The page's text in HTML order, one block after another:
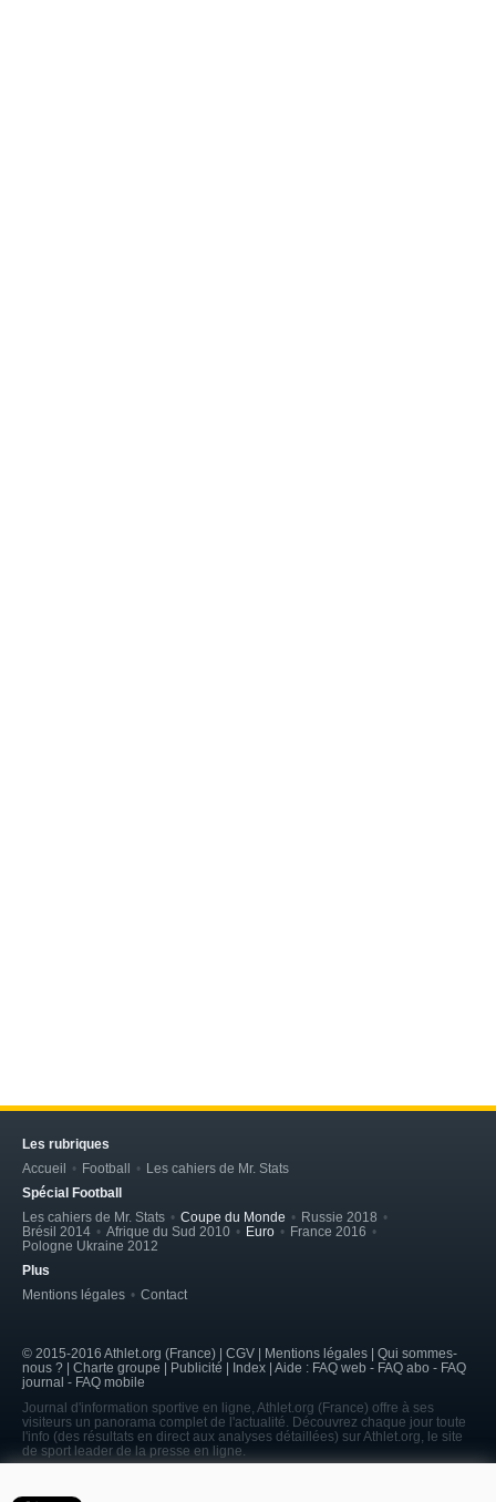
Les rubriques
Accueil
Football
Les cahiers de Mr. Stats
Spécial Football
Les cahiers de Mr. Stats
Coupe du Monde
Russie 2018
Brésil 2014
Afrique du Sud 2010 Euro
France 2016
Pologne Ukraine 2012
Plus
Mentions légales
Contact
© 2015-2016 Athlet.org (France) | CGV | Mentions légales | Qui sommes-
nous ? | Charte groupe | Publicité | Index | Aide : FAQ web - FAQ abo - FAQ
journal - FAQ mobile
Journal d'information sportive en ligne, Athlet.org (France) offre à ses
visiteurs un panorama complet de l'actualité. Découvrez chaque jour toute
l'info (des résultats en direct aux analyses détaillées) sur Athlet.org, le site
de sport leader de la presse en ligne.